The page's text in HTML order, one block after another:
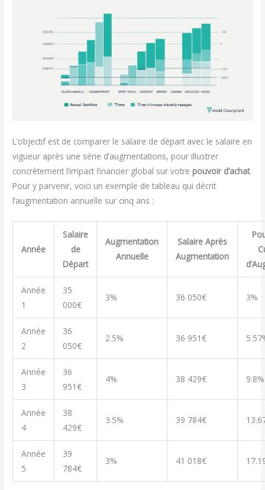
L’objectif est de comparer le salaire de départ avec le salaire en
vigueur après une série d’augmentations, pour illustrer
concrètement l’impact financier global sur votre pouvoir d’achat.
Pour y parvenir, voici un exemple de tableau qui décrit
l’augmentation annuelle sur cinq ans :
Année
Salaire
de
Départ
Augmentation
Annuelle
Salaire Après
Augmentation
Année
1
35
000€
3% 36 050€ 3%
Année
2
36
050€
2.5% 36 951€
Année
3
36
951€
4% 38 429€ 9.8%
Année
4
38
429€
3.5% 39 784€
Année
5
39
784€
3% 41 018€